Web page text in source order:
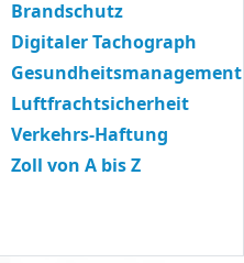
Brandschutz
Digitaler Tachograph
Gesundheitsmanagement
Luftfrachtsicherheit
Verkehrs-Haftung
Zoll von A bis Z